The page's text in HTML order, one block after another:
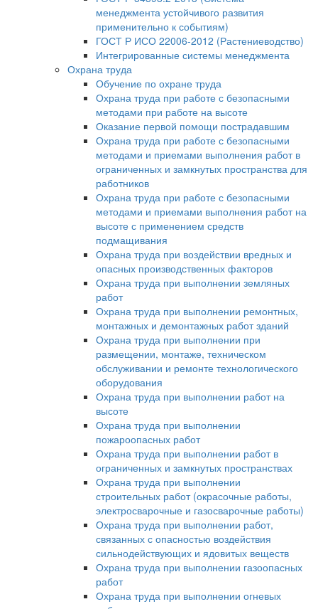
менеджмента устойчивого развития
применительно к событиям)
ГОСТ Р ИСО 22006-2012 (Растениеводство)
Интегрированные системы менеджмента
Охрана труда
Обучение по охране труда
Охрана труда при работе с безопасными
методами при работе на высоте
Оказание первой помощи пострадавшим
Охрана труда при работе с безопасными
методами и приемами выполнения работ в
ограниченных и замкнутых пространства для
работников
Охрана труда при работе с безопасными
методами и приемами выполнения работ на
высоте с применением средств
подмащивания
Охрана труда при воздействии вредных и
опасных производственных факторов
Охрана труда при выполнении земляных
работ
Охрана труда при выполнении ремонтных,
монтажных и демонтажных работ зданий
Охрана труда при выполнении при
размещении, монтаже, техническом
обслуживании и ремонте технологического
оборудования
Охрана труда при выполнении работ на
высоте
Охрана труда при выполнении
пожароопасных работ
Охрана труда при выполнении работ в
ограниченных и замкнутых пространствах
Охрана труда при выполнении
строительных работ (окрасочные работы,
электросварочные и газосварочные работы)
Охрана труда при выполнении работ,
связанных с опасностью воздействия
сильнодействующих и ядовитых веществ
Охрана труда при выполнении газоопасных
работ
Охрана труда при выполнении огневых